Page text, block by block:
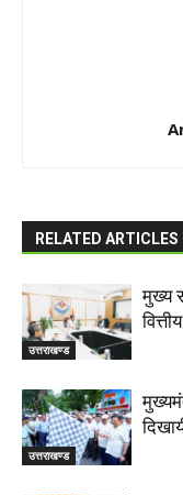
RELATED ARTICLES
उत्तराखण्ड
मुख्य
उत्तराखण्ड